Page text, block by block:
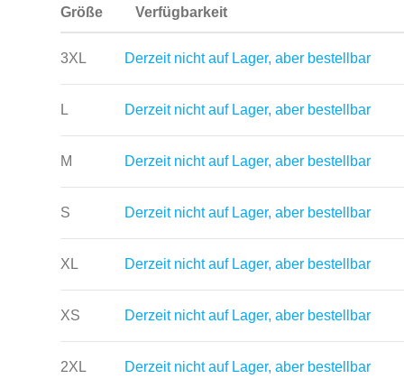
Größe Verfügbarkeit
3XL Derzeit nicht auf Lager, aber bestellbar
L Derzeit nicht auf Lager, aber bestellbar
M Derzeit nicht auf Lager, aber bestellbar
S Derzeit nicht auf Lager, aber bestellbar
XL Derzeit nicht auf Lager, aber bestellbar
XS Derzeit nicht auf Lager, aber bestellbar
2XL Derzeit nicht auf Lager, aber bestellbar